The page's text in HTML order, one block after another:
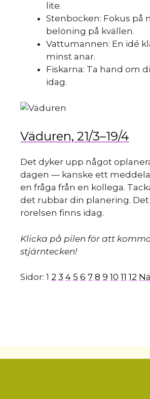
lite.
Stenbocken: Fokus på
belöning på kvällen.
Vattumannen: En idé
minst anar.
Fiskarna: Ta hand om
idag.
Väduren, 21/3–19/4
Det dyker upp något
dagen — kanske ett
en fråga från en kollega.
det rubbar din planering. Det
rörelsen finns idag.
Klicka på pilen för att
stjärntecken!
Sidor: 1 2 3 4 5 6 7 8 9 10 11 12